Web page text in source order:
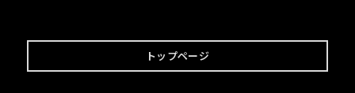
トップページ